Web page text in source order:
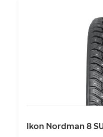
Ikon Nordman 8
Ikon Nordman 8
235/60 R 17 106T XL
от16000.00₽